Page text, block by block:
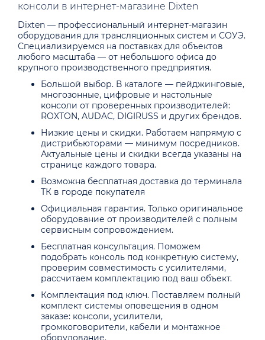
консоли в интернет-магазине Dixten
Dixten — профессиональный интернет-магазин
оборудования для трансляционных систем и СОУЭ.
Специализируемся на поставках для объектов
любого масштаба — от небольшого офиса до
крупного производственного предприятия.
Большой выбор. В каталоге — пейджинговые,
многозонные, цифровые и настольные
консоли от проверенных производителей:
ROXTON, AUDAC, DIGIRUSS и других брендов.
Низкие цены и скидки. Работаем напрямую с
дистрибьюторами — минимум посредников.
Актуальные цены и скидки всегда указаны на
странице каждого товара.
Возможна бесплатная доставка до терминала
ТК в городе покупателя
Официальная гарантия. Только оригинальное
оборудование от производителей с полным
сервисным сопровождением.
Бесплатная консультация. Поможем
подобрать консоль под конкретную систему,
проверим совместимость с усилителями,
рассчитаем комплектацию под ваш объект.
Комплектация под ключ. Поставляем полный
комплект системы оповещения в одном
заказе: консоли, усилители,
громкоговорители, кабели и монтажное